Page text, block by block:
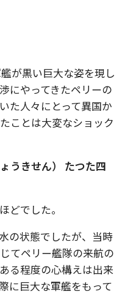
が黒い巨大な姿を現し
にやってきたペリーの
た人々にとって異国か
ことは大変なショック
うきせん） たつた四
どでした。
の状態でしたが、当時
てペリー艦隊の来航の
る程度の心構えは出来
に巨大な軍艦をもって